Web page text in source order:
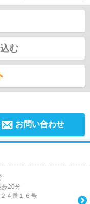
む
お問い合わせ
歩20分
４番１６号